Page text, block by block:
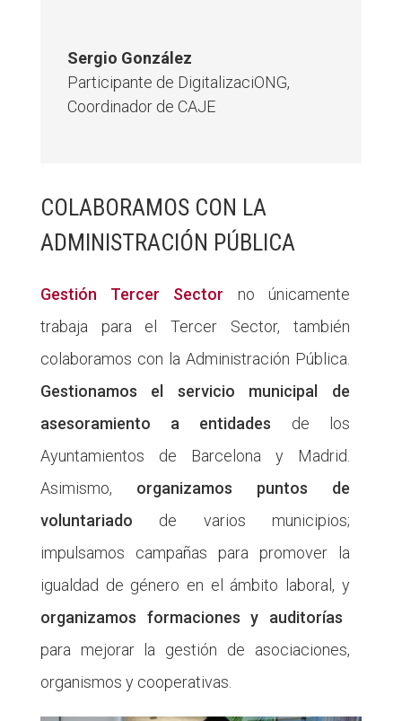
Sergio González
Participante de DigitalizaciONG,
Coordinador de CAJE
COLABORAMOS CON LA
ADMINISTRACIÓN PÚBLICA
Gestión Tercer Sector no únicamente
trabaja para el Tercer Sector, también
colaboramos con la Administración Pública.
Gestionamos el servicio municipal de
asesoramiento a entidades de los
Ayuntamientos de Barcelona y Madrid.
Asimismo, organizamos puntos de
voluntariado de varios municipios;
impulsamos campañas para promover la
igualdad de género en el ámbito laboral, y
organizamos formaciones y auditorías
para mejorar la gestión de asociaciones,
organismos y cooperativas.